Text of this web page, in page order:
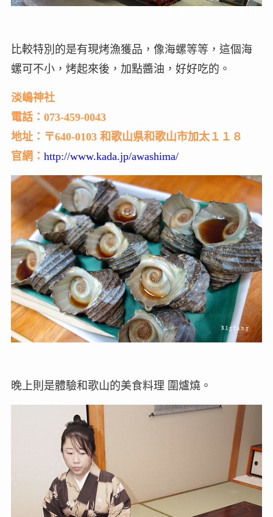
比較特別的是有現烤漁獲品，像海螺等等，這個海
螺可不小，烤起來後，加點醬油，好好吃的。
淡嶋神社
電話：073-459-0043
地址：〒640-0103 和歌山県和歌山市加太１１８
官網： http://www.kada.jp/awashima/
晚上則是體驗和歌山的美食料理 圍爐燒。